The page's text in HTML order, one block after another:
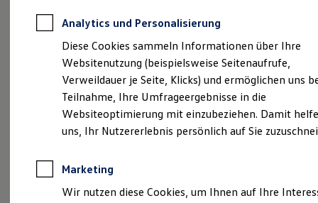
Autokredit mit Schlussrate
Versicherungen und Garantien
Kfz-Versicherung
Restschuldversicherungen
Garantien
Wartungsverträge
Geschäftskunden
Professional Class bei Volkswagen
Großkunden
Behörden
Anpfiff zum Gewinn
Elektroautos
Impressum & Rechtliches)
Analytics und Personalisierung
Diese Cookies sammeln Informationen über Ihre
Websitenutzung (beispielsweise Seitenaufrufe,
Verweildauer je Seite, Klicks) und ermöglichen uns
Teilnahme, Ihre Umfrageergebnisse in die
Websiteoptimierung mit einzubeziehen. Damit
uns, Ihr Nutzererlebnis persönlich auf Sie
Marketing
Wir nutzen diese Cookies, um Ihnen auf Ihre